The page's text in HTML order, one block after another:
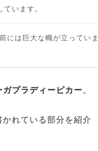
います。
には巨大な幟が立っていま
ガプラディーピカー。
れている部分を紹介